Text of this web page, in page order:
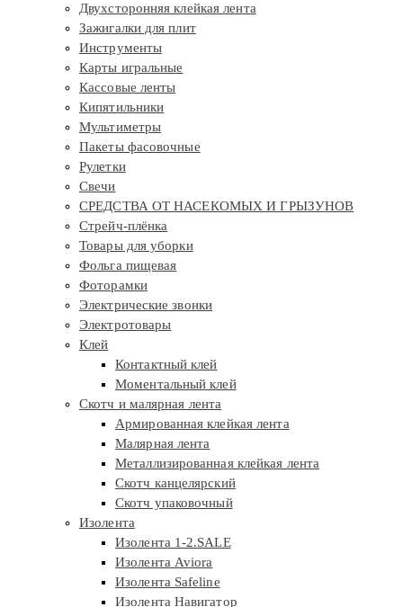
Двухсторонняя клейкая лента
Зажигалки для плит
Инструменты
Карты игральные
Кассовые ленты
Кипятильники
Мультиметры
Пакеты фасовочные
Рулетки
Свечи
СРЕДСТВА ОТ НАСЕКОМЫХ И ГРЫЗУНОВ
Стрейч-плёнка
Товары для уборки
Фольга пищевая
Фоторамки
Электрические звонки
Электротовары
Клей
Контактный клей
Моментальный клей
Скотч и малярная лента
Армированная клейкая лента
Малярная лента
Металлизированная клейкая лента
Скотч канцелярский
Скотч упаковочный
Изолента
Изолента 1-2.SALE
Изолента Aviora
Изолента Safeline
Изолента Навигатор